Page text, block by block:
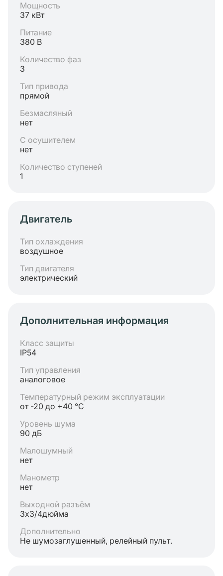
Мощность
37 кВт
Питание
380 В
Количество фаз
3
Тип привода
прямой
Безмасляный
нет
С осушителем
нет
Количество ступеней
1
Двигатель
Тип охлаждения
воздушное
Тип двигателя
электрический
Дополнительная информация
Класс защиты
IP54
Тип управления
аналоговое
Температурный режим эксплуатации
от -20 до +40 °C
Уровень шума
90 дБ
Малошумный
нет
Манометр
нет
Выходной разъём
3х3/4дюйма
Дополнительно
Не шумозаглушенный, релейный пульт.